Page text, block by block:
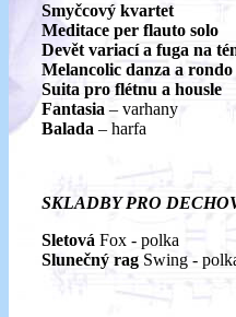
Smyčcový kvartet
Meditace per flauto solo
Devět variací a fuga na
Melancolic danza a rondo
Suita pro flétnu a housle
Fantasia – varhany
Balada – harfa
SKLADBY PRO
Sletová Fox - polka
Slunečný rag Swing -